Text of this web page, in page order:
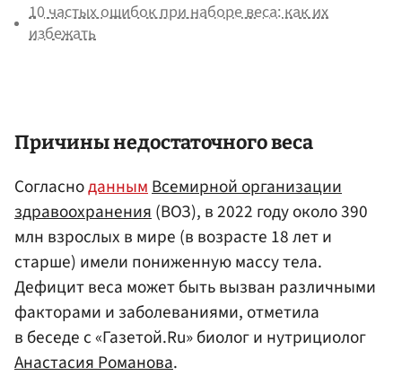
10 частых ошибок при наборе веса: как их
избежать
Причины недостаточного веса
СогласноданнымВсемирной организации
здравоохранения(ВОЗ), в 2022 году около 390
млн взрослых в мире (в возрасте 18 лет и
старше) имели пониженную массу тела.
Дефицит веса может быть вызван различными
факторами и заболеваниями, отметила
в беседе с «Газетой.Ru» биолог и нутрициолог
Анастасия Романова. ​